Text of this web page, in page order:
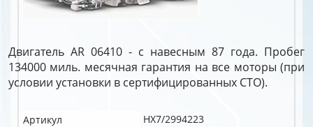
Двигатель AR 06410 - с навесным 87 года. Пробег
134000 миль. месячная гарантия на все моторы (при
условии установки в сертифицированных СТО).
Артикул
HX7/2994223